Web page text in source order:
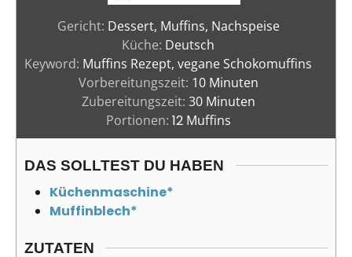
Gericht: Dessert, Muffins, Nachspeise
Küche: Deutsch
Keyword: Muffins Rezept, vegane Schokomuffins
Vorbereitungszeit: 10 Minuten
Zubereitungszeit: 30 Minuten
Portionen: 12 Muffins
DAS SOLLTEST DU HABEN
Küchenmaschine*
Muffinblech*
ZUTATEN